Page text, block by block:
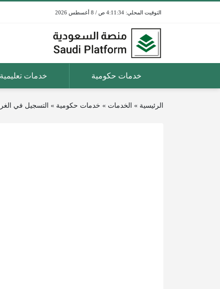
4:11:34 ص / 8 أغسطس 2026
خدمات حكومية خدمات تعليمية
الرئيسية » الخدمات » خدمات حكومية » التسجيل في